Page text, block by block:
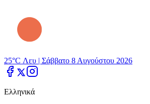
25°C Λευ | Σάββατο 8 Αυγούστου 2026
Ελληνικά